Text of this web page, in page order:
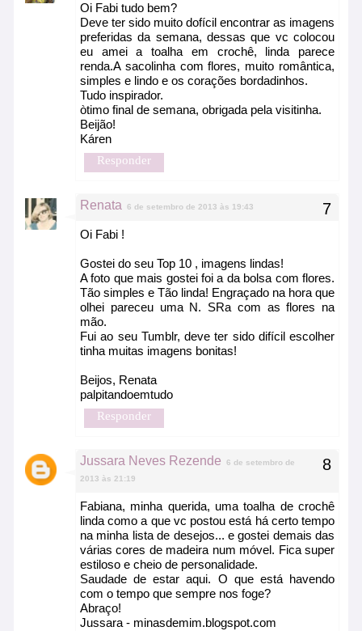
Oi Fabi tudo bem?
Deve ter sido muito dofícil encontrar as imagens
preferidas da semana, dessas que vc colocou
eu amei a toalha em crochê, linda parece
renda.A sacolinha com flores, muito romântica,
simples e lindo e os corações bordadinhos.
Tudo inspirador.
òtimo final de semana, obrigada pela visitinha.
Beijão!
Káren
Responder
Renata 6 de setembro de 2013 às 19:43
Oi Fabi !
Gostei do seu Top 10 , imagens lindas!
A foto que mais gostei foi a da bolsa com flores.
Tão simples e Tão linda! Engraçado na hora que
olhei pareceu uma N. SRa com as flores na
mão.
Fui ao seu Tumblr, deve ter sido difícil escolher
tinha muitas imagens bonitas!
Beijos, Renata
palpitandoemtudo
Responder
Jussara Neves Rezende
6 de setembro de
2013 às 21:19
Fabiana, minha querida, uma toalha de crochê
linda como a que vc postou está há certo tempo
na minha lista de desejos... e gostei demais das
várias cores de madeira num móvel. Fica super
estiloso e cheio de personalidade.
Saudade de estar aqui. O que está havendo
com o tempo que sempre nos foge?
Abraço!
Jussara - minasdemim.blogspot.com